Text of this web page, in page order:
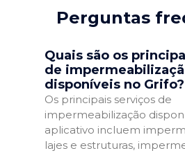
Perguntas
Quais são os
de
disponíveis no Grifo?
Os principais serviços de
impermeabilização
aplicativo incluem
lajes e estruturas,